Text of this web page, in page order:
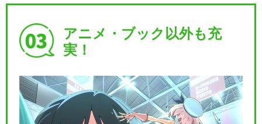
アニメ・ブック以外も充
実！